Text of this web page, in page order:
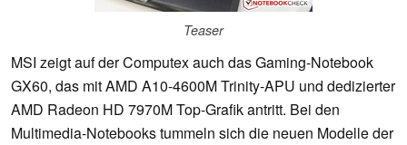
Teaser
MSI zeigt auf der Computex auch das Gaming-Notebook
GX60, das mit AMD A10-4600M Trinity-APU und dedizierter
AMD Radeon HD 7970M Top-Grafik antritt. Bei den
Multimedia-Notebooks tummeln sich die neuen Modelle der